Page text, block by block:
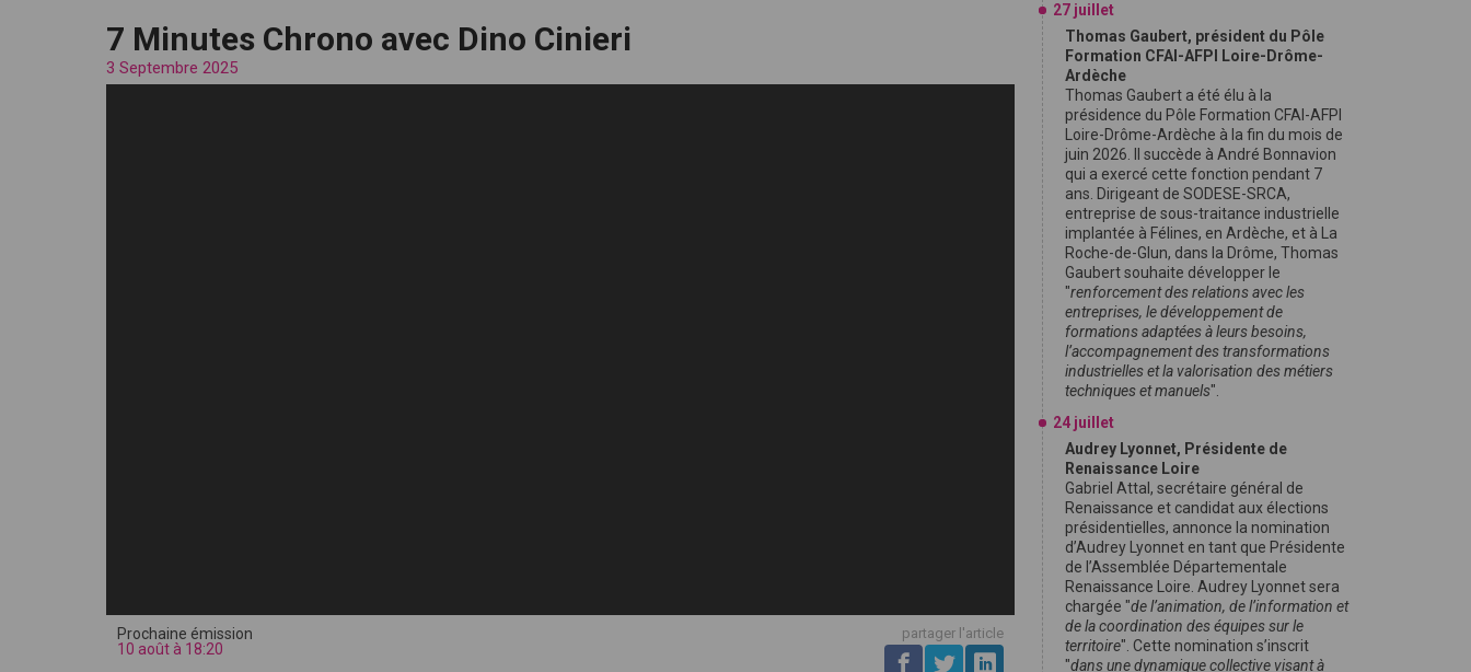
7 Minutes Chrono avec Dino Cinieri
3 Septembre 2025
Prochaine émission
10 août à 18:20
partager l'article
27 juillet
Thomas Gaubert, président du Pôle
Formation CFAI-AFPI Loire-Drôme-
Ardèche
Thomas Gaubert a été élu à la
présidence du Pôle Formation CFAI-AFPI
Loire-Drôme-Ardèche à la fin du mois de
juin 2026. Il succède à André Bonnavion
qui a exercé cette fonction pendant 7
ans. Dirigeant de SODESE-SRCA,
entreprise de sous-traitance industrielle
implantée à Félines, en Ardèche, et à La
Roche-de-Glun, dans la Drôme, Thomas
Gaubert souhaite développer le
"renforcement des relations avec les
entreprises, le développement de
formations adaptées à leurs besoins,
l’accompagnement des transformations
industrielles et la valorisation des métiers
techniques et manuels".
24 juillet
Audrey Lyonnet, Présidente de
Renaissance Loire
Gabriel Attal, secrétaire général de
Renaissance et candidat aux élections
présidentielles, annonce la nomination
d’Audrey Lyonnet en tant que Présidente
de l’Assemblée Départementale
Renaissance Loire. Audrey Lyonnet sera
chargée "de l’animation, de l’information et
de la coordination des équipes sur le
territoire". Cette nomination s’inscrit
"dans une dynamique collective visant à